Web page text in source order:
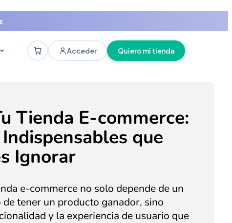
Acceder Quiero mi tienda
Tienda E-commerce:
que
Ignorar
e-commerce no solo depende de un
tener un producto ganador, sino
y la experiencia de usuario que